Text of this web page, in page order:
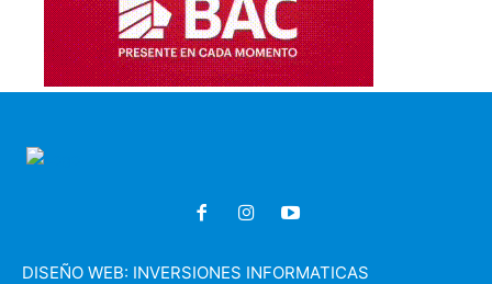
DISEÑO WEB: INVERSIONES INFORMATICAS